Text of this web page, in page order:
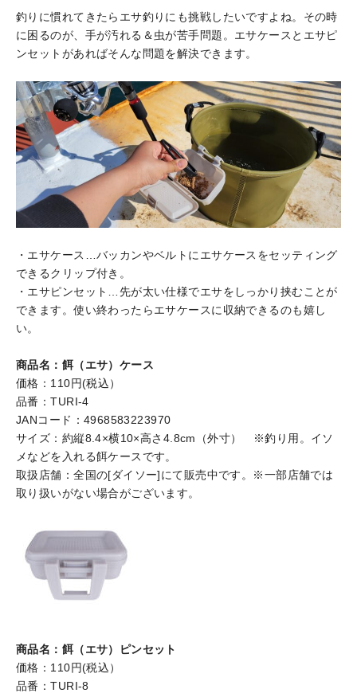
釣りに慣れてきたらエサ釣りにも挑戦したいですよね。その時
に困るのが、手が汚れる＆虫が苦手問題。エサケースとエサピ
ンセットがあればそんな問題を解決できます。
・エサケース…バッカンやベルトにエサケースをセッティング
できるクリップ付き。
・エサピンセット…先が太い仕様でエサをしっかり挟むことが
できます。使い終わったらエサケースに収納できるのも嬉し
い。
商品名：餌（エサ）ケース
価格：110円(税込）
品番：TURI-4
JANコード：4968583223970
サイズ：約縦8.4×横10×高さ4.8cm（外寸） ※釣り用。イソ
メなどを入れる餌ケースです。
取扱店舗：全国の[ダイソー]にて販売中です。※一部店舗では
取り扱いがない場合がございます。
商品名：餌（エサ）ピンセット
価格：110円(税込）
品番：TURI-8